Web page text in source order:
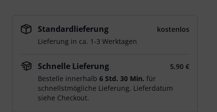
Standardlieferung
kostenlos
Lieferung in ca. 1-3 Werktagen
Schnelle Lieferung
5,90 €
Bestelle innerhalb6 Std. 30 Min. für
schnellstmögliche Lieferung. Lieferdatum
siehe Checkout.